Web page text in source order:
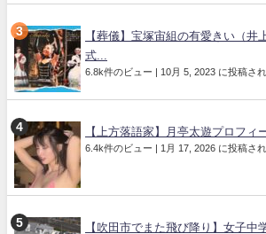
【葬儀】宝塚宙組の有愛きい（井
式...
6.8k件のビュー | 10月 5, 2023 に投稿さ
【上方落語家】月亭太遊プロフィ
6.4k件のビュー | 1月 17, 2026 に投稿さ
【吹田市でまた飛び降り】女子中